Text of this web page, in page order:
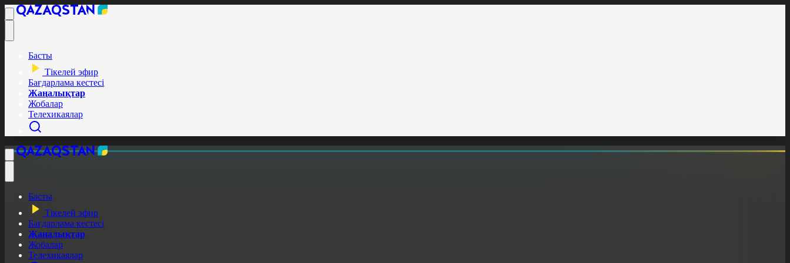
Басты
Тікелей эфир
Бағдарлама кестесі
Жаңалықтар
Жобалар
Телехикаялар
Басты
Тікелей эфир
Бағдарлама кестесі
Жаңалықтар
Жобалар
Телехикаялар